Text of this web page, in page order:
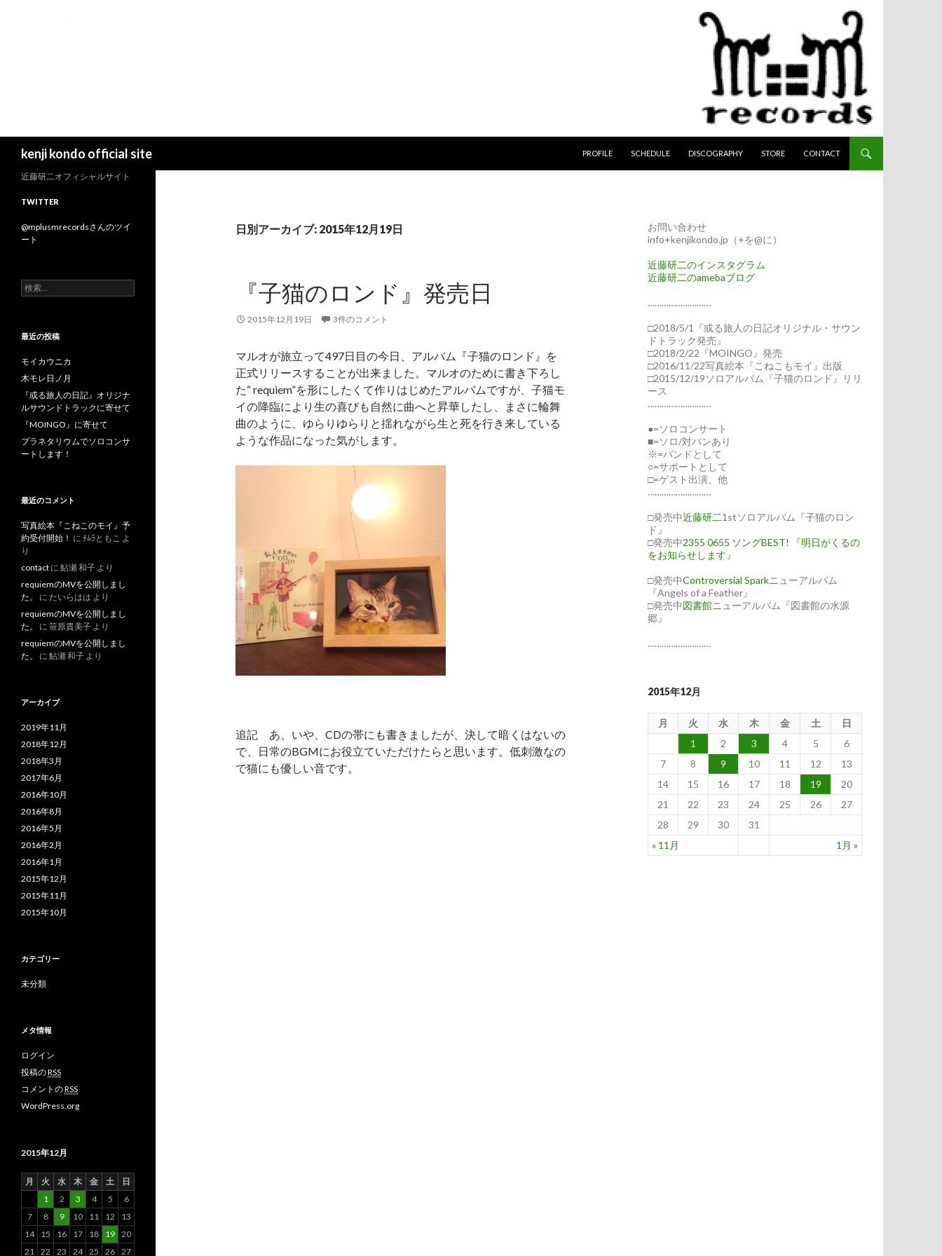
kenji kondo official site
PROFILE
SCHEDULE DISCOGRAPHY STORE CONTACT
日別アーカイブ: 2015年12月19日
『子猫のロンド』発売日
2015年12月19日 3件のコメント
マルオが旅立って497日目の今日、アルバム『子猫のロンド』を
正式リリースすることが出来ました。マルオのために書き下ろし
た“ requiem”を形にしたくて作りはじめたアルバムですが、子猫モ
イの降臨により生の喜びも自然に曲へと昇華したし、まさに輪舞
曲のように、ゆらりゆらりと揺れながら生と死を行き来している
ような作品になった気がします。
追記 あ、いや、CDの帯にも書きましたが、決して暗くはないの
で、日常のBGMにお役立ていただけたらと思います。低刺激なの
で猫にも優しい音です。
お問い合わせ
info+kenjikondo.jp（+を@に）
近藤研二のインスタグラム
近藤研二のamebaブログ
………………………
□2018/5/1『或る旅人の日記オリジナル・サウン
ドトラック発売』
□2018/2/22『MOINGO』発売
□2016/11/22写真絵本『こねこもモイ』出版
□2015/12/19ソロアルバム『子猫のロンド』リリ
ース
………………………
●=ソロコンサート
■=ソロ/対バンあり
※=バンドとして
○=サポートとして
□=ゲスト出演、他
………………………
□発売中近藤研二1stソロアルバム『子猫のロン
ド』
□発売中2355 0655 ソングBEST! 『明日がくるの
をお知らせします』
□発売中Controversial Sparkニューアルバム
『Angels of a Feather』
□発売中図書館ニューアルバム『図書館の水源
郷』
………………………
2015年12月
月 火 水 木 金 土 日
« 11月 1月 »
1 2 3 4 5
6
7
8 9 10 11 12
13
14
15 16 17 18 19
20
21
22 23 24 25 26
27
28
29 30 31
近藤研二オフィシャルサイト
TWITTER
@mplusmrecordsさんのツイ
ート
検
索
最近の投稿
モイカウニカ
木モレ日ノ月
『或る旅人の日記』オリジナ
ルサウンドトラックに寄せて
『MOINGO』に寄せて
プラネタリウムでソロコンサ
ートします！
最近のコメント
写真絵本『こねこのモイ』予
約受付開始！ に ﾁﾑﾗともこ よ
り
contact に 鮎瀬 和子 より
requiemのMVを公開しまし
た。
に たいらはは より
requiemのMVを公開しまし
た。
に 笹原貴美子 より
requiemのMVを公開しまし
た。
に 鮎瀬 和子 より
アーカイブ
2019年11月
2018年12月
2018年3月
2017年6月
2016年10月
2016年8月
2016年5月
2016年2月
2016年1月
2015年12月
2015年11月
2015年10月
カテゴリー
未分類
メタ情報
ログイン
投稿のRSS
コメントのRSS
WordPress.org
2015年12月
月 火 水 木 金 土
日
1
2 3 4 5
6
7
8 9 10 11 12
13
14
15 16 17 18 19 20
21 22 23 24 25 26 27